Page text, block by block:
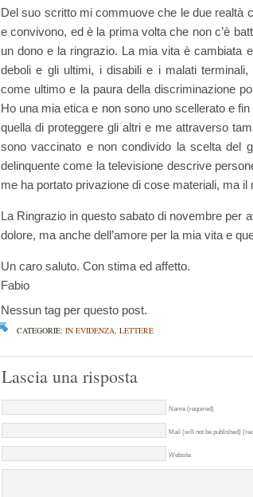
Del suo scritto mi commuove che le due realtà
e convivono, ed è la prima volta che non c’è
un dono e la ringrazio. La mia vita è cambiata
deboli e gli ultimi, i disabili e i malati
come ultimo e la paura della discriminazione
Ho una mia etica e non sono uno scellerato e
quella di proteggere gli altri e me attraverso
sono vaccinato e non condivido la scelta del
delinquente come la televisione descrive
me ha portato privazione di cose materiali, ma il
La Ringrazio in questo sabato di novembre per
dolore, ma anche dell’amore per la mia vita e
Un caro saluto. Con stima ed affetto.
Fabio
Nessun tag per questo post.
CATEGORIE: IN EVIDENZA, LETTERE
Lascia una risposta
Name (required)
Mail (will not be published)
Website